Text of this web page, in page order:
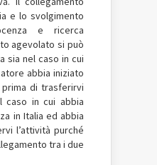
e lo svolgimento
e ricerca
agevolato si può
sia nel caso in cui
abbia iniziato
di trasferirvi
caso in cui abbia
in Italia ed abbia
l’attività purché
tra i due